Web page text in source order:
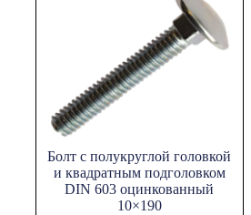
Болт с полукруглой головкой
и квадратным подголовком
DIN 603 оцинкованный
10×190